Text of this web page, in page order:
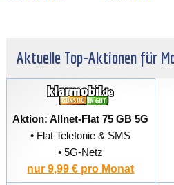
Aktuelle Top-Aktionen für
Aktion: Allnet-Flat 75 GB 5G
• Flat Telefonie & SMS
• 5G-Netz
nur 9,99 € pro Monat